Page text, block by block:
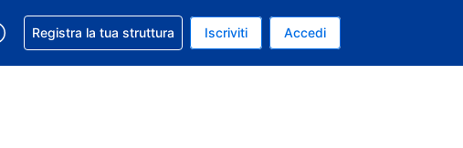
Valuta attuale: Euro
lingua. Lingua attuale: Italiano
Ricevi aiuto con la prenotazione
Registra la tua struttura Iscriviti Accedi